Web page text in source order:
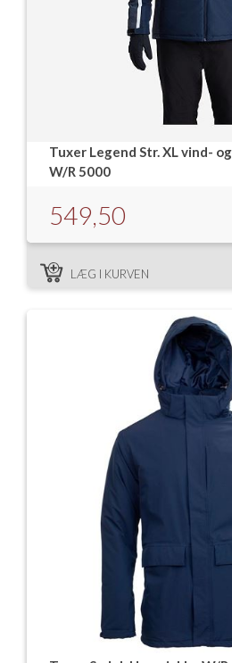
Tuxer Legend Str. XL vind-
W/R 5000
549,50
LÆG I KURVEN